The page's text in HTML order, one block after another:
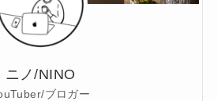
ニノ/NINO
ブロガー